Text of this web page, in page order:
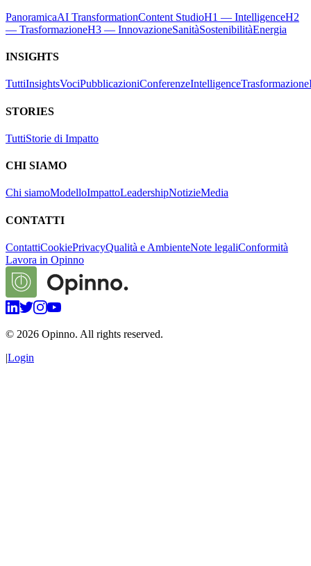
PanoramicaAI TransformationContent StudioH1 — IntelligenceH2
— TrasformazioneH3 — InnovazioneSanitàSostenibilitàEnergia
INSIGHTS
TuttiInsightsVociPubblicazioniConferenzeIntelligenceTrasformazione
STORIES
TuttiStorie di Impatto
CHI SIAMO
Chi siamoModelloImpattoLeadershipNotizieMedia
CONTATTI
ContattiCookiePrivacyQualità e AmbienteNote legaliConformità
Lavora in Opinno
© 2026 Opinno. All rights reserved.
|Login